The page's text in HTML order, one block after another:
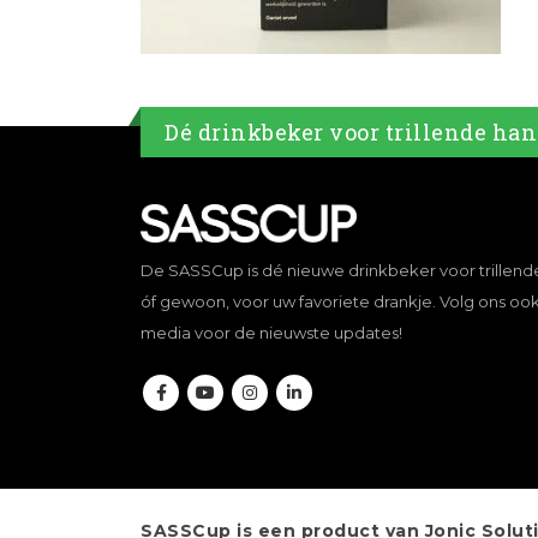
Dé drinkbeker voor trillende
De SASSCup is dé nieuwe drinkbeker voor
óf gewoon, voor uw favoriete drankje. Volg ons
media voor de nieuwste updates!
SASSCup is een product van Jonic